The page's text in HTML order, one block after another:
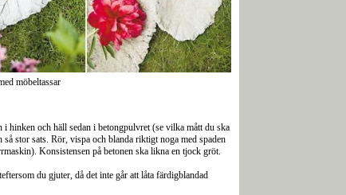
möbeltassar
hinken och häll sedan i betongpulvret (se vilka mått du ska
stor sats. Rör, vispa och blanda riktigt noga med spaden
Konsistensen på betonen ska likna en tjock gröt.
du gjuter, då det inte går att låta färdigblandad